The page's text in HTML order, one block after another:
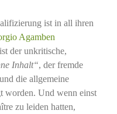
ist in all ihren
Agamben
der unkritische,
Inhalt“, der fremde
die allgemeine
worden. Und wenn einst
zu leiden hatten,